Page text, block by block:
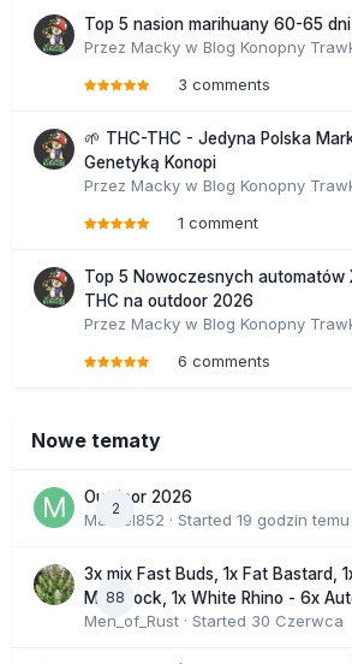
Top 5 nasion marihuany 60-65
Przez Macky w Blog Konopny
3 comments
🌱 THC-THC - Jedyna Polska
Genetyką Konopi
Przez Macky w Blog Konopny
1 comment
Top 5 Nowoczesnych automatów
THC na outdoor 2026
Przez Macky w Blog Konopny
6 comments
Nowe tematy
2
Outdoor 2026
Marcel852 · Started 19 godzin temu
88
3x mix Fast Buds, 1x Fat Bastard,
Moonrock, 1x White Rhino - 6x
Men_of_Rust · Started 30 Czerwca